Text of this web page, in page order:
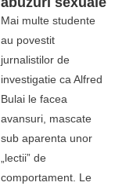
Mai multe studente
au povestit
jurnalistilor de
investigatie ca Alfred
Bulai le facea
avansuri, mascate
sub aparenta unor
„lectii” de
comportament. Le